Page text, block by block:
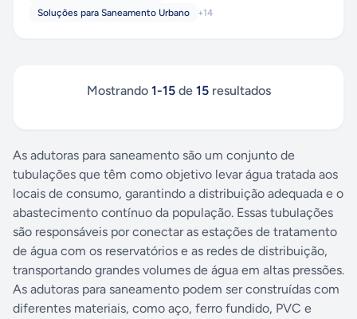
Soluções para Saneamento Urbano
+14
Mostrando 1-15de 15resultados
As adutoras para saneamento são um conjunto de
tubulações que têm como objetivo levar água tratada aos
locais de consumo, garantindo a distribuição adequada e o
abastecimento contínuo da população. Essas tubulações
são responsáveis por conectar as estações de tratamento
de água com os reservatórios e as redes de distribuição,
transportando grandes volumes de água em altas pressões.
As adutoras para saneamento podem ser construídas com
diferentes materiais, como aço, ferro fundido, PVC e